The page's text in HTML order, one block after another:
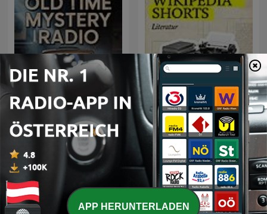
Old Time Mystery Radio |
Old Time Radio
Wikipedia Shorts:
Literatur
APP HERUNTERLADEN